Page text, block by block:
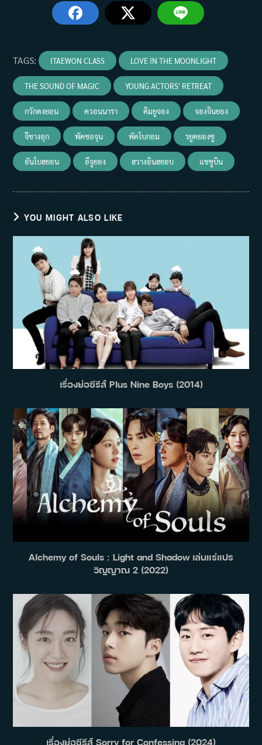
TAGS: ITAEWON CLASS LOVE IN THE MOONLIGHT
THE SOUND OF MAGIC YOUNG ACTORS' RETREAT
กวักดงยอน ควอนนารา คิมยูจอง จองจินยอง
จีชางอุก พัคซอจุน พัคโบกอม รยูคยองซู
อันโบฮยอน อีจูยอง ฮวางอินฮยอบ แชซูบิน
YOU MIGHT ALSO LIKE
เรื่องย่อซีรีส์ Plus Nine Boys (2014)
Alchemy of Souls : Light and Shadow เล่นแร่แปร
วิญญาณ 2 (2022)
เรื่องย่อซีรีส์ Sorry for Confessing (2024)